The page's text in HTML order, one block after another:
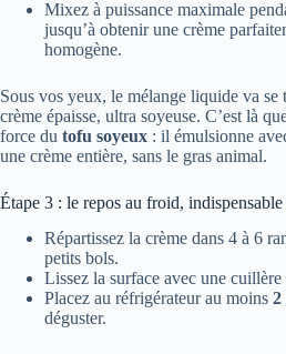
Mixez à puissance maximale
jusqu’à obtenir une crème
homogène.
Sous vos yeux, le mélange liquide va se
crème épaisse, ultra soyeuse. C’est là
force du tofu soyeux : il émulsionne
une crème entière, sans le gras animal.
Étape 3 : le repos au froid,
Répartissez la crème dans 4 à 6
petits bols.
Lissez la surface avec une
Placez au réfrigérateur au moins 2
déguster.